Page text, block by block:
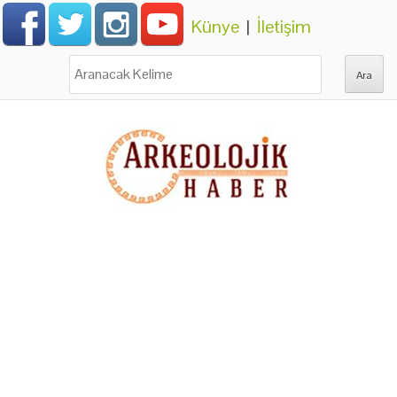
Künye | İletişim